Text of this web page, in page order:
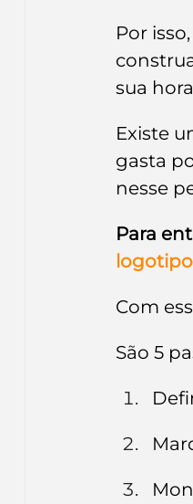
Por
sua
Existe
gasta
nesse
Para
Com
São 5